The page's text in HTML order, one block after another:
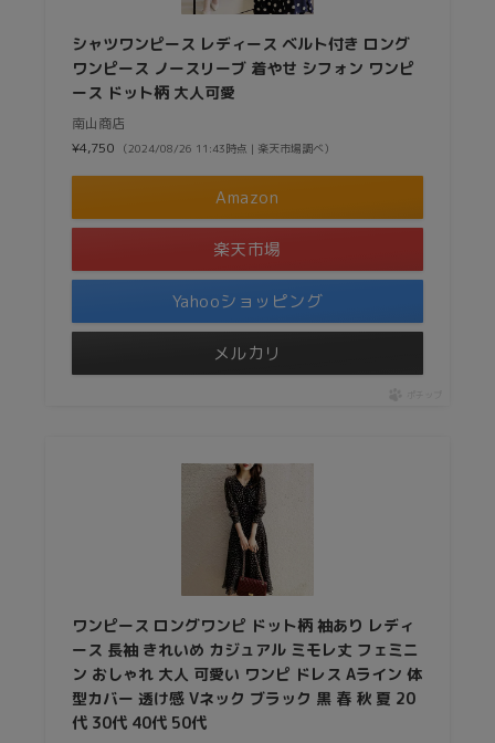
シャツワンピース レディース ベルト付き ロング
ワンピース ノースリーブ 着やせ シフォン ワンピ
ース ドット柄 大人可愛
南山商店
¥4,750
（2024/08/26 11:43時点 | 楽天市場調べ）
Amazon
楽天市場
Yahooショッピング
メルカリ
ワンピース ロングワンピ ドット柄 袖あり レディ
ース 長袖 きれいめ カジュアル ミモレ丈 フェミニ
ン おしゃれ 大人 可愛い ワンピ ドレス Aライン 体
型カバー 透け感 Vネック ブラック 黒 春 秋 夏 20
代 30代 40代 50代